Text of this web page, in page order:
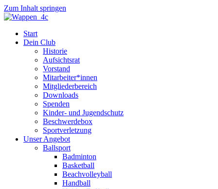
Zum Inhalt springen
Start
Dein Club
Historie
Aufsichtsrat
Vorstand
Mitarbeiter*innen
Mitgliederbereich
Downloads
Spenden
Kinder- und Jugendschutz
Beschwerdebox
Sportverletzung
Unser Angebot
Ballsport
Badminton
Basketball
Beachvolleyball
Handball